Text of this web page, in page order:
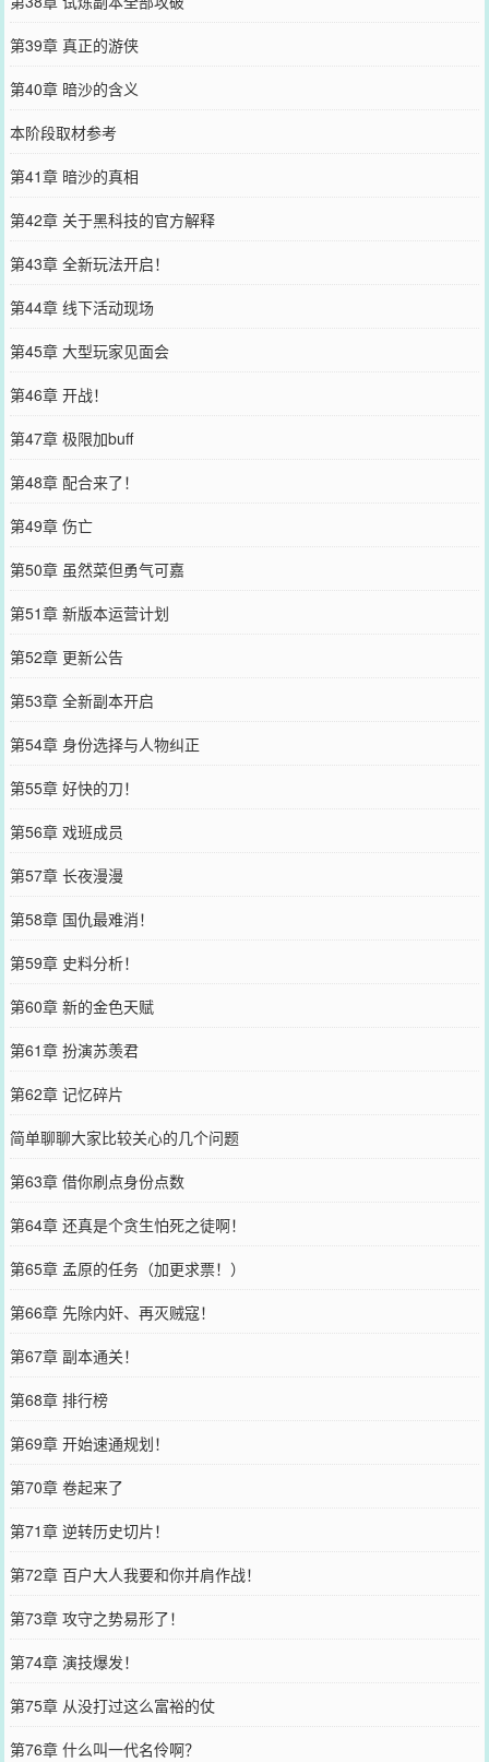
第39章 真正的游侠
第40章 暗沙的含义
本阶段取材参考
第41章 暗沙的真相
第42章 关于黑科技的官方解释
第43章 全新玩法开启！
第44章 线下活动现场
第45章 大型玩家见面会
第46章 开战！
第47章 极限加buff
第48章 配合来了！
第49章 伤亡
第50章 虽然菜但勇气可嘉
第51章 新版本运营计划
第52章 更新公告
第53章 全新副本开启
第54章 身份选择与人物纠正
第55章 好快的刀！
第56章 戏班成员
第57章 长夜漫漫
第58章 国仇最难消！
第59章 史料分析！
第60章 新的金色天赋
第61章 扮演苏羡君
第62章 记忆碎片
简单聊聊大家比较关心的几个问题
第63章 借你刷点身份点数
第64章 还真是个贪生怕死之徒啊！
第65章 孟原的任务（加更求票！）
第66章 先除内奸、再灭贼寇！
第67章 副本通关！
第68章 排行榜
第69章 开始速通规划！
第70章 卷起来了
第71章 逆转历史切片！
第72章 百户大人我要和你并肩作战！
第73章 攻守之势易形了！
第74章 演技爆发！
第75章 从没打过这么富裕的仗
第76章 什么叫一代名伶啊？